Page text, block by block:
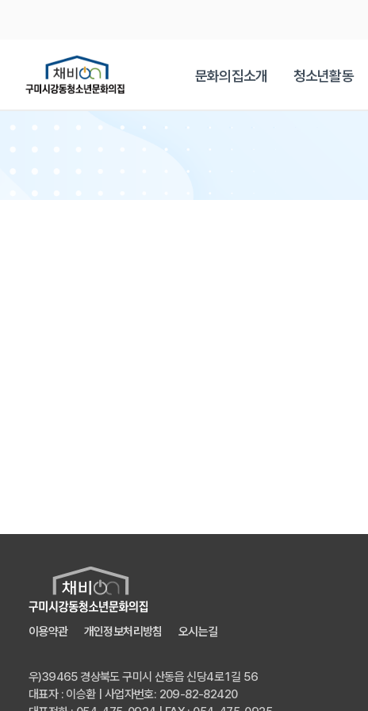
문화의집소개 청소년활동
이용약관 개인정보처리방침 오시는길
우)39465 경상북도 구미시 산동읍 신당4로1길 56
대표자 : 이승환 | 사업자번호: 209-82-82420